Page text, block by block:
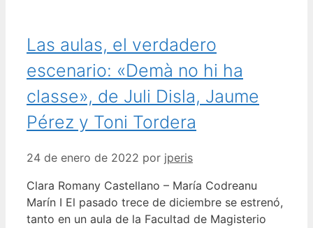
Las aulas, el verdadero
escenario: «Demà no hi ha
classe», de Juli Disla, Jaume
Pérez y Toni Tordera
24 de enero de 2022 por jperis
Clara Romany Castellano – María Codreanu
Marín I El pasado trece de diciembre se estrenó,
tanto en un aula de la Facultad de Magisterio